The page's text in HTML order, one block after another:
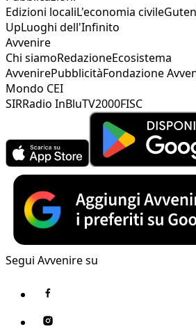
Edizioni localiL'economia civile
UpLuoghi dell'Infinito
Avvenire
Chi siamoRedazioneEcosistema
AvvenirePubblicitàFondazione
Mondo CEI
SIRRadio InBluTV2000FISC
Segui Avvenire su